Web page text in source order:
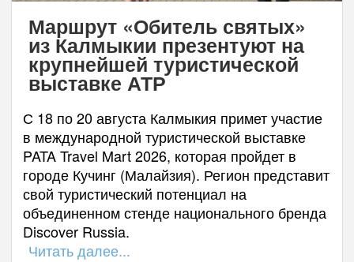
Маршрут «Обитель святых»
из Калмыкии презентуют на
крупнейшей туристической
выставке АТР
С 18 по 20 августа Калмыкия примет участие
в международной туристической выставке
PATA Travel Mart 2026, которая пройдет в
городе Кучинг (Малайзия). Регион представит
свой туристический потенциал на
объединенном стенде национального бренда
Discover Russia.
Читать далее...